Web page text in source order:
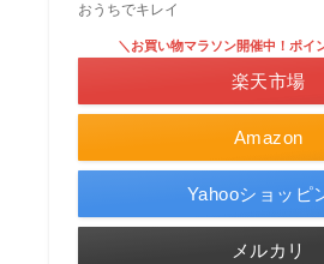
おうちでキレイ
Amazon
＼お買い物マラソン開催中！ポイ
楽天市場
Yahooショッピ
メルカリ